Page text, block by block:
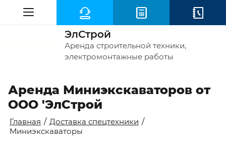
ЭлСтрой
Аренда строительной техники,
электромонтажные работы
Аренда Миниэкскаваторов от
ООО 'ЭлСтрой
Главная / Доставка спецтехники /
Миниэкскаваторы